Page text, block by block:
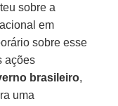
sobre a
em
sobre esse
ações
brasileiro,
uma